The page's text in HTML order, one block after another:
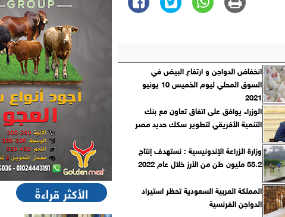
انخفاض الدواجن و ارتفاع البيض في
السوق المحلي ليوم الخميس 10 يونيو
2021
الوزراء يوافق على اتفاق تعاون مع بنك
التنمية الأفريقي لتطوير سكك حديد مصر
وزارة الزراعة الإندونيسية : نستهدف إنتاج
55.2 مليون طن من الأرز خلال عام 2022
المملكة العربية السعودية تحظر استيراد
الدواجن الفرنسية
الأكثر قراءةً